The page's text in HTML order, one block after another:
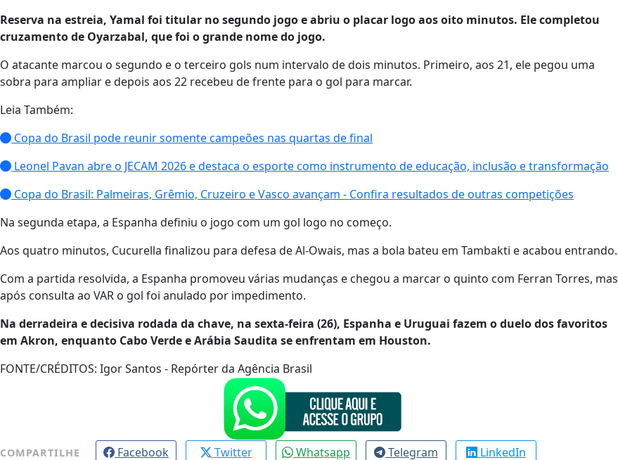
Reserva na estreia, Yamal foi titular no segundo jogo e abriu o placar logo aos oito minutos. Ele completou
cruzamento de Oyarzabal, que foi o grande nome do jogo.
O atacante marcou o segundo e o terceiro gols num intervalo de dois minutos. Primeiro, aos 21, ele pegou uma
sobra para ampliar e depois aos 22 recebeu de frente para o gol para marcar.
Leia Também:
Copa do Brasil pode reunir somente campeões nas quartas de final
Leonel Pavan abre o JECAM 2026 e destaca o esporte como instrumento de educação, inclusão e transformação
Copa do Brasil: Palmeiras, Grêmio, Cruzeiro e Vasco avançam - Confira resultados de outras competições
Na segunda etapa, a Espanha definiu o jogo com um gol logo no começo.
Aos quatro minutos, Cucurella finalizou para defesa de Al-Owais, mas a bola bateu em Tambakti e acabou entrando.
Com a partida resolvida, a Espanha promoveu várias mudanças e chegou a marcar o quinto com Ferran Torres, mas
após consulta ao VAR o gol foi anulado por impedimento.
Na derradeira e decisiva rodada da chave, na sexta-feira (26), Espanha e Uruguai fazem o duelo dos favoritos
em Akron, enquanto Cabo Verde e Arábia Saudita se enfrentam em Houston.
FONTE/CRÉDITOS: Igor Santos - Repórter da Agência Brasil
COMPARTILHE Facebook Twitter Whatsapp Telegram LinkedIn